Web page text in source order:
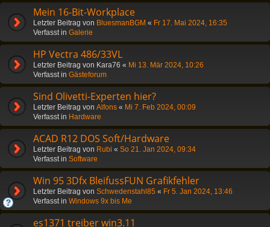
Mein 16-Bit-Workplace
Letzter Beitrag von BluesmanBGM « Fr 17. Mai 2024, 16:35
Verfasst in Galerie
HP Vectra 486/33VL
Letzter Beitrag von Kara76 « Mi 13. Mär 2024, 10:26
Verfasst in Gästeforum
Sind Olivetti-Experten hier?
Letzter Beitrag von Alfons « Mi 7. Feb 2024, 00:09
Verfasst in Hardware
ACAD R12 DOS Soft/Hardware
Letzter Beitrag von Rubi « So 21. Jan 2024, 09:34
Verfasst in Software
Win 95 3Dfx BleifussFUN Grafikfehler
Letzter Beitrag von Schwedenstahl85 « Fr 5. Jan 2024, 13:46
Verfasst in Windows 9x bis Me
es1371 treiber win3.11